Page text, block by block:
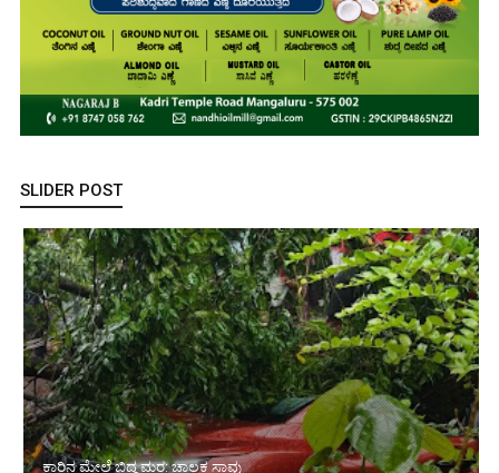
SLIDER POST
ಕಾರಿನ ಮೇಲೆ ಬಿದ್ದ ಮರ: ಚಾಲಕ ಸಾವು